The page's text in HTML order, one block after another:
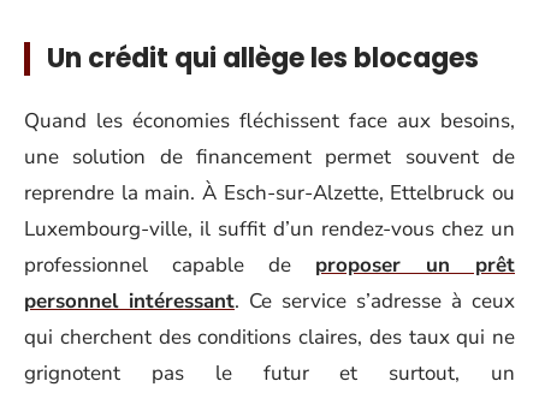
Un crédit qui allège les blocages
Quand les économies fléchissent face aux besoins,
une solution de financement permet souvent de
reprendre la main. À Esch-sur-Alzette, Ettelbruck ou
Luxembourg-ville, il suffit d’un rendez-vous chez un
professionnel capable de proposer un prêt
personnel intéressant. Ce service s’adresse à ceux
qui cherchent des conditions claires, des taux qui ne
grignotent pas le futur et surtout, un